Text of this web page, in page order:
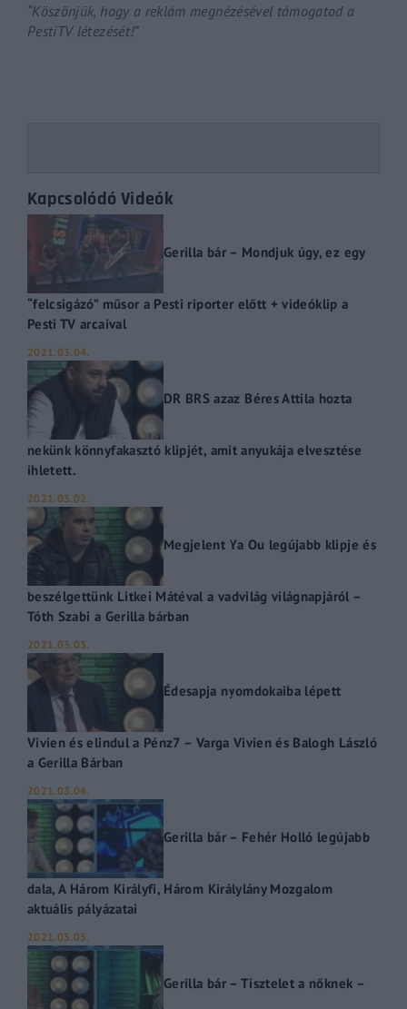
“Köszönjük, hogy a reklám megnézésével támogatod a
PestiTV létezését!”
Kapcsolódó Videók
Gerilla bár – Mondjuk úgy, ez egy
“felcsigázó” műsor a Pesti riporter előtt + videóklip a
Pesti TV arcaival
2021.03.04.
DR BRS azaz Béres Attila hozta
nekünk könnyfakasztó klipjét, amit anyukája elvesztése
ihletett.
2021.03.02.
Megjelent Ya Ou legújabb klipje és
beszélgettünk Litkei Mátéval a vadvilág világnapjáról –
Tóth Szabi a Gerilla bárban
2021.03.03.
Édesapja nyomdokaiba lépett
Vivien és elindul a Pénz7 – Varga Vivien és Balogh László
a Gerilla Bárban
2021.03.04.
Gerilla bár – Fehér Holló legújabb
dala, A Három Királyfi, Három Királylány Mozgalom
aktuális pályázatai
2021.03.05.
Gerilla bár – Tisztelet a nőknek –